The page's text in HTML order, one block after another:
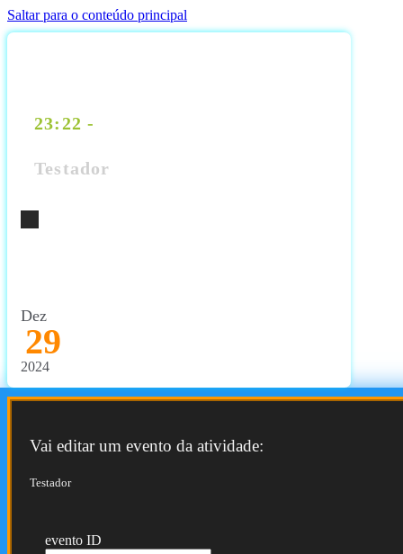
Saltar para o conteúdo principal
23:22 -
Testador
Dez
29
2024
Vai editar um evento da atividade:
Testador
evento ID